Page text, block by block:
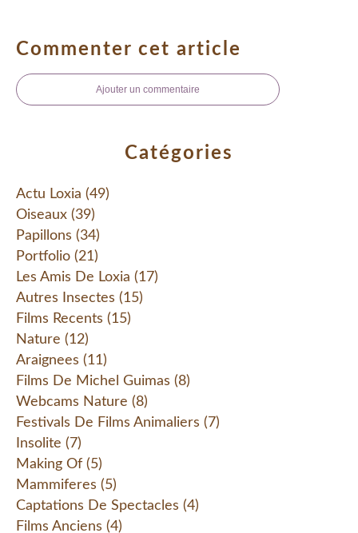
Commenter cet article
Ajouter un commentaire
Catégories
Actu Loxia (49)
Oiseaux (39)
Papillons (34)
Portfolio (21)
Les Amis De Loxia (17)
Autres Insectes (15)
Films Recents (15)
Nature (12)
Araignees (11)
Films De Michel Guimas (8)
Webcams Nature (8)
Festivals De Films Animaliers (7)
Insolite (7)
Making Of (5)
Mammiferes (5)
Captations De Spectacles (4)
Films Anciens (4)